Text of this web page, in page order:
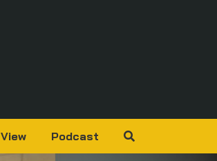
View Podcast